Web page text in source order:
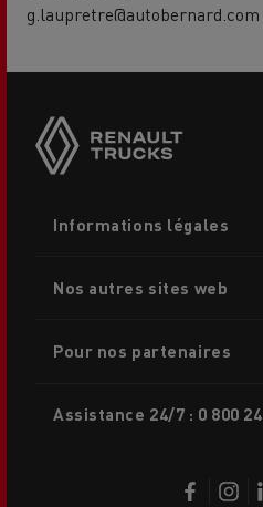
g.laupretre@autobernard.com
buttons
menu
Informations légales
Nos autres sites web
Pour nos partenaires
Assistance 24/7 : 0 800